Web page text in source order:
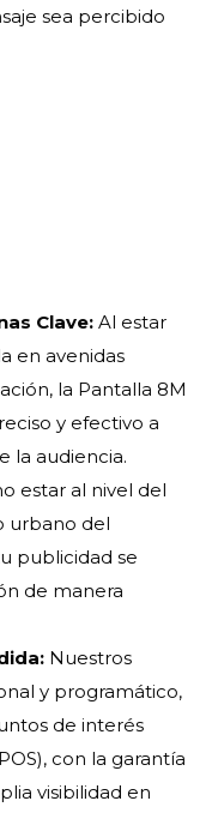
sea percibido
Clave: Al estar
en avenidas
la Pantalla 8M
y efectivo a
la audiencia.
estar al nivel del
urbano del
publicidad se
de manera
Nuestros
y programático,
de interés
con la garantía
visibilidad en